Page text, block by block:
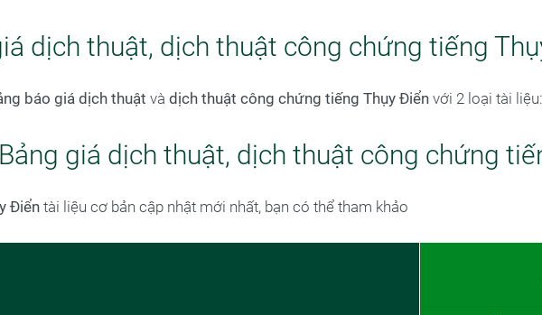
dịch thuật, dịch thuật công chứng tiếng
báo giá dịch thuật và dịch thuật công chứng tiếng Thụy Điển với 2 loại tài
Bảng giá dịch thuật, dịch thuật công chứng
Điển tài liệu cơ bản cập nhật mới nhất, bạn có thể tham khảo